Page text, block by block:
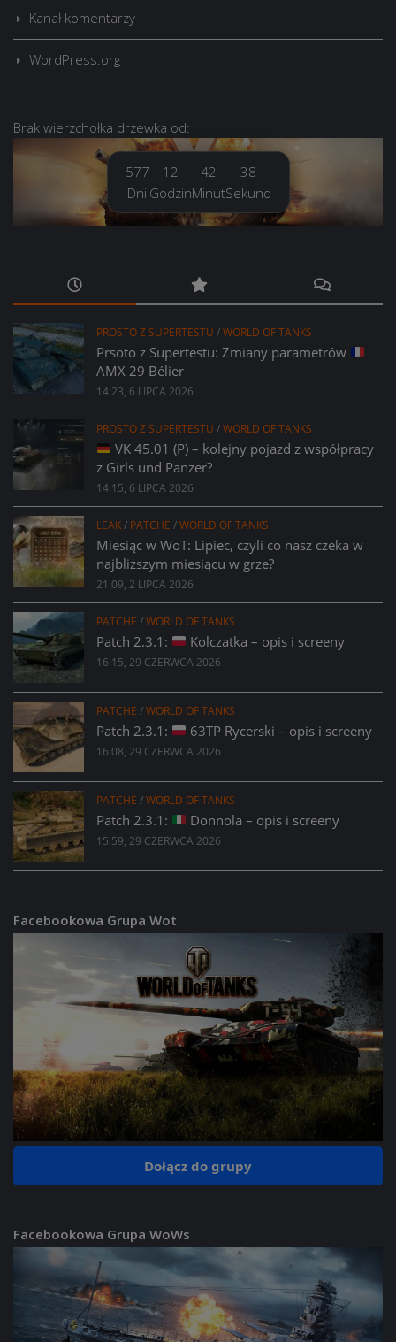
Kanał komentarzy
WordPress.org
Brak wierzchołka drzewka od:
577
Dni
12
Godzin
42
Minut
40
Sekund
PROSTO Z SUPERTESTU /WORLD OF TANKS
Prsoto z Supertestu: Zmiany parametrów
AMX 29 Bélier
14:23, 6 LIPCA 2026
PROSTO Z SUPERTESTU /WORLD OF TANKS
VK 45.01 (P) – kolejny pojazd z współpracy
z Girls und Panzer?
14:15, 6 LIPCA 2026
LEAK/ PATCHE /WORLD OF TANKS
Miesiąc w WoT: Lipiec, czyli co nasz czeka w
najbliższym miesiącu w grze?
21:09, 2 LIPCA 2026
PATCHE /WORLD OF TANKS
Patch 2.3.1: Kolczatka – opis i screeny
16:15, 29 CZERWCA 2026
PATCHE /WORLD OF TANKS
Patch 2.3.1: 63TP Rycerski – opis i screeny
16:08, 29 CZERWCA 2026
PATCHE /WORLD OF TANKS
Patch 2.3.1: Donnola – opis i screeny
15:59, 29 CZERWCA 2026
Facebookowa Grupa Wot
Dołącz do grupy
Facebookowa Grupa WoWs